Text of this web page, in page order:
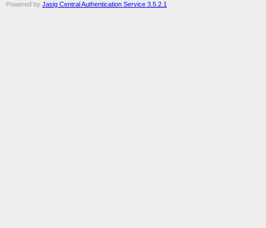
Powered by Jasig Central Authentication Service 3.5.2.1